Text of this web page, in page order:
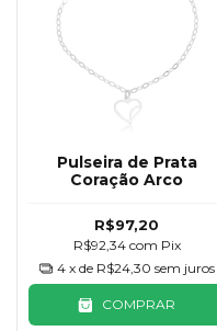
Pulseira de Prata
Coração Arco
R$97,20
R$92,34 com Pix
4 x de R$24,30 sem juros
COMPRAR